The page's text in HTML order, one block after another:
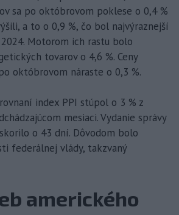
sa po októbrovom poklese o 0,4 %
a to o 0,9 %, čo bol najvýraznejší
Motorom ich rastu bolo
tovarov o 4,6 %. Ceny
októbrovom náraste o 0,3 %.
index PPI stúpol o 3 % z
mesiaci. Vydanie správy
o 43 dní. Dôvodom bolo
federálnej vlády, takzvaný
amerického